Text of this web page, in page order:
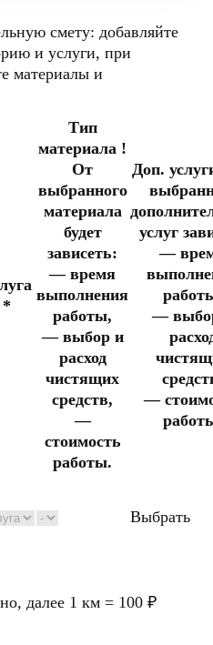
смету: добавляйте
и услуги, при
материалы и
*
Тип
материала !
От
выбранного
материала
будет
зависеть:
— время
выполнения
работы,
— выбор и
расход
чистящих
средств,
—
стоимость
работы.
Доп.
услуг
—
—
—
Выбрать
далее 1 км = 100 ₽